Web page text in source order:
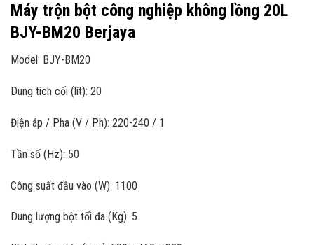
Máy trộn bột công nghiệp không lồng 20L
BJY-BM20 Berjaya
Model: BJY-BM20
Dung tích cối (lít): 20
Điện áp / Pha (V / Ph): 220-240 / 1
Tần số (Hz): 50
Công suất đầu vào (W): 1100
Dung lượng bột tối đa (Kg): 5